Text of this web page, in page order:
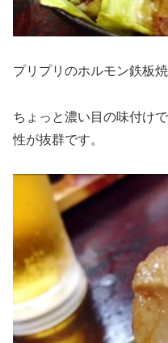
プリプリのホルモン鉄板
ちょっと濃い目の味付け
性が抜群です。